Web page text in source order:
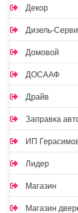
Декор
Дизель-
Домовой
ДОСААФ
Драйв
Заправка
ИП
Лидер
Магазин
Магазин